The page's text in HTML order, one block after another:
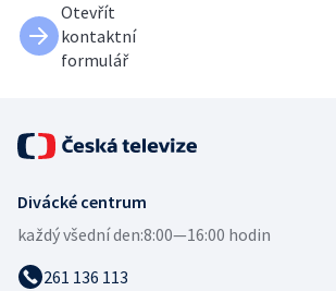
Otevřít
kontaktní
formulář
Divácké centrum
každý všední den:8:00—16:00 hodin
261 136 113